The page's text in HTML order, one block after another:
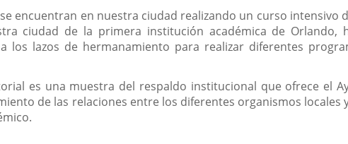
encuentran en nuestra ciudad realizando un curso intensivo
ciudad de la primera institución académica de
los lazos de hermanamiento para realizar diferentes
es una muestra del respaldo institucional que ofrece el
de las relaciones entre los diferentes organismos locales